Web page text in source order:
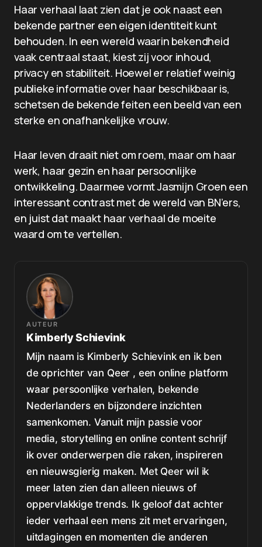
Haar verhaal laat zien dat je ook naast een
bekende partner een eigen identiteit kunt
behouden. In een wereld waarin bekendheid
vaak centraal staat, kiest zij voor inhoud,
privacy en stabiliteit. Hoewel er relatief weinig
publieke informatie over haar beschikbaar is,
schetsen de bekende feiten een beeld van een
sterke en onafhankelijke vrouw.
Haar leven draait niet om roem, maar om haar
werk, haar gezin en haar persoonlijke
ontwikkeling. Daarmee vormt Jasmijn Groen een
interessant contrast met de wereld van BN’ers,
en juist dat maakt haar verhaal de moeite
waard om te vertellen.
AUTEUR
Kimberly Schievink
Mijn naam is Kimberly Schievink en ik ben
de oprichter van Qeer , een online platform
waar persoonlijke verhalen, bekende
Nederlanders en bijzondere inzichten
samenkomen. Vanuit mijn passie voor
media, storytelling en online content schrijf
ik over onderwerpen die raken, inspireren
en nieuwsgierig maken. Met Qeer wil ik
meer laten zien dan alleen nieuws of
oppervlakkige trends. Ik geloof dat achter
ieder verhaal een mens zit met ervaringen,
uitdagingen en momenten die anderen